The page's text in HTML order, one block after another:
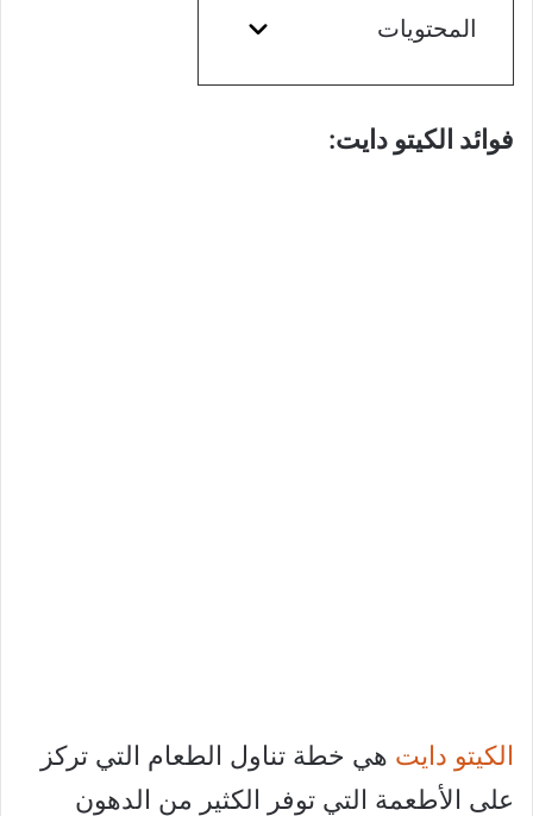
المحتويات
فوائد الكيتو دايت:
الكيتو دايت هي خطة تناول الطعام التي تركز
على الأطعمة التي توفر الكثير من الدهون